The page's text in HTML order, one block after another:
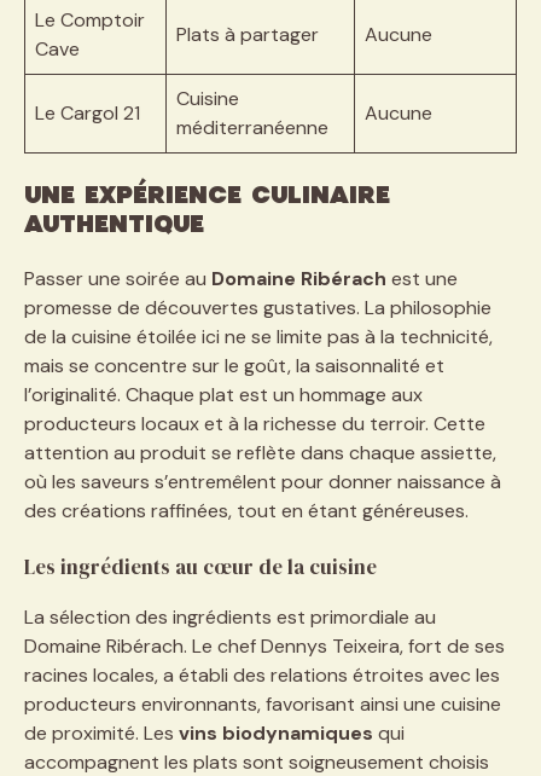
Le Comptoir
Cave
Plats à partager Aucune
Le Cargol 21
Cuisine
méditerranéenne
Aucune
Une expérience culinaire
authentique
Passer une soirée au Domaine Ribérach est une
promesse de découvertes gustatives. La philosophie
de la cuisine étoilée ici ne se limite pas à la technicité,
mais se concentre sur le goût, la saisonnalité et
l’originalité. Chaque plat est un hommage aux
producteurs locaux et à la richesse du terroir. Cette
attention au produit se reflète dans chaque assiette,
où les saveurs s’entremêlent pour donner naissance à
des créations raffinées, tout en étant généreuses.
Les ingrédients au cœur de la cuisine
La sélection des ingrédients est primordiale au
Domaine Ribérach. Le chef Dennys Teixeira, fort de ses
racines locales, a établi des relations étroites avec les
producteurs environnants, favorisant ainsi une cuisine
de proximité. Les vins biodynamiques qui
accompagnent les plats sont soigneusement choisis